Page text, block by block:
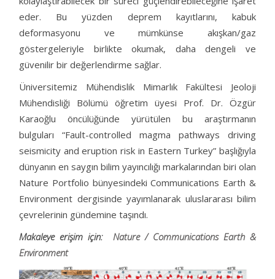
eder. Bu yüzden deprem kayıtlarını, kabuk
deformasyonu ve mümkünse akışkan/gaz
göstergeleriyle birlikte okumak, daha dengeli ve
güvenilir bir değerlendirme sağlar.
Üniversitemiz Mühendislik Mimarlık Fakültesi Jeoloji
Mühendisliği Bölümü öğretim üyesi Prof. Dr. Özgür
Karaoğlu öncülüğünde yürütülen bu araştırmanın
bulguları “Fault-controlled magma pathways driving
seismicity and eruption risk in Eastern Turkey” başlığıyla
dünyanın en saygın bilim yayıncılığı markalarından biri olan
Nature Portfolio bünyesindeki Communications Earth &
Environment dergisinde yayımlanarak uluslararası bilim
çevrelerinin gündemine taşındı.
Makaleye erişim için: Nature / Communications Earth &
Environment